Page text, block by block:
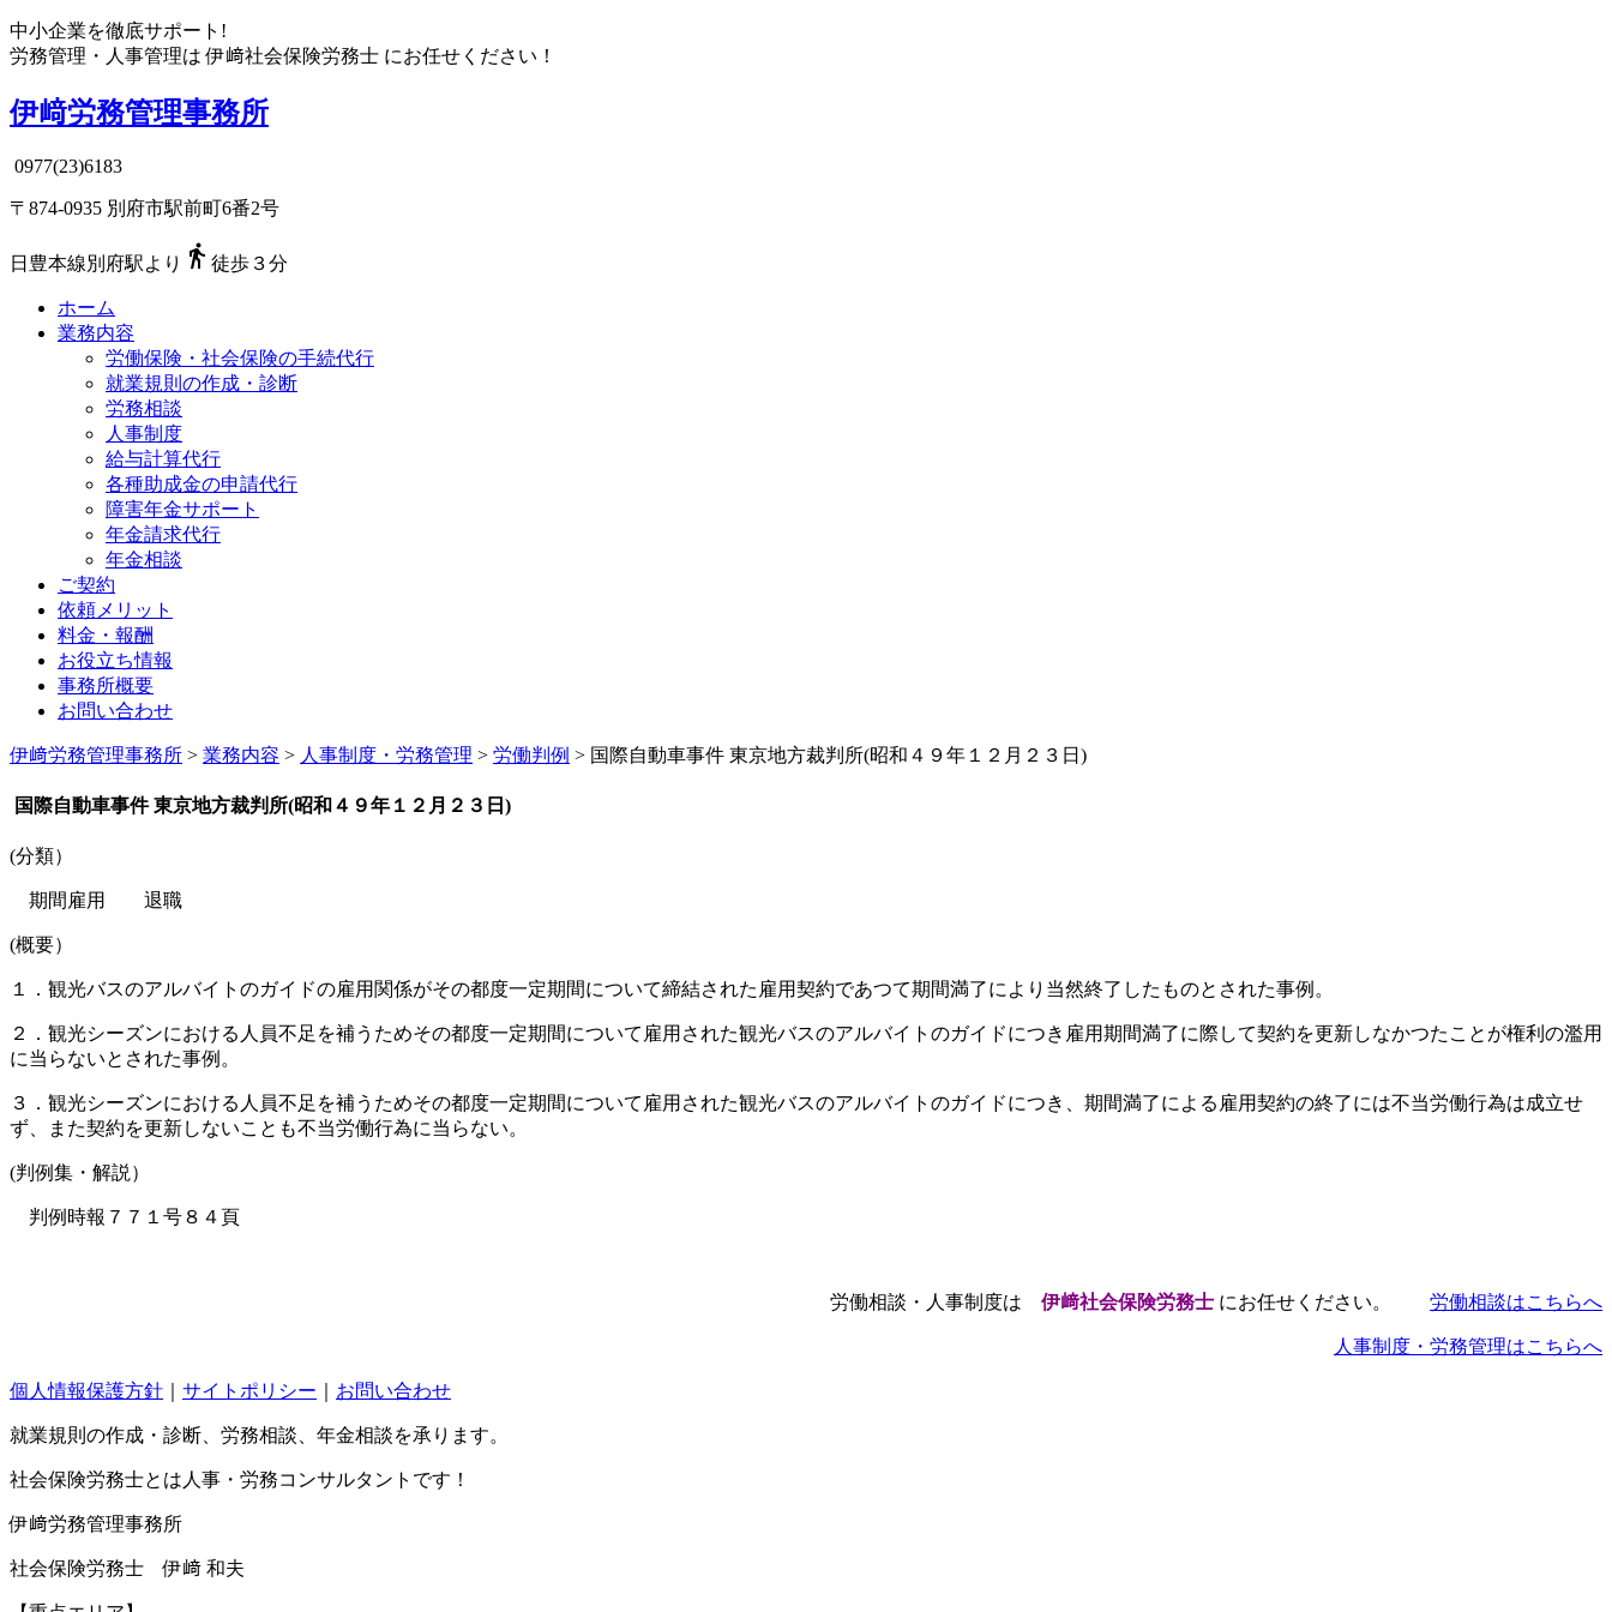
中小企業を徹底サポート!
労務管理・人事管理は伊﨑社会保険労務士 にお任せください！
伊﨑労務管理事務所
0977(23)6183
〒874-0935 別府市駅前町6番2号
日豊本線別府駅より  徒歩３分
ホーム
業務内容
労働保険・社会保険の手続代行
就業規則の作成・診断
労務相談
人事制度
給与計算代行
各種助成金の申請代行
障害年金サポート
年金請求代行
年金相談
ご契約
依頼メリット
料金・報酬
お役立ち情報
事務所概要
お問い合わせ
伊﨑労務管理事務所 > 業務内容 > 人事制度・労務管理 > 労働判例 > 国際自動車事件 東京地方裁判所(昭和４９年１２月２３日)
国際自動車事件 東京地方裁判所(昭和４９年１２月２３日)
(分類）
期間雇用 退職
(概要）
１．観光バスのアルバイトのガイドの雇用関係がその都度一定期間について締結された雇用契約であつて期間満了により当然終了したものとされた事例。
２．観光シーズンにおける人員不足を補うためその都度一定期間について雇用された観光バスのアルバイトのガイドにつき雇用期間満了に際して契約を更新しなかつたことが権利の濫用
に当らないとされた事例。
３．観光シーズンにおける人員不足を補うためその都度一定期間について雇用された観光バスのアルバイトのガイドにつき、期間満了による雇用契約の終了には不当労働行為は成立せ
ず、また契約を更新しないことも不当労働行為に当らない。
(判例集・解説）
判例時報７７１号８４頁
労働相談・人事制度は 伊﨑社会保険労務士 にお任せください。 労働相談はこちらへ
人事制度・労務管理はこちらへ
個人情報保護方針 サイトポリシー お問い合わせ
就業規則の作成・診断、労務相談、年金相談を承ります。
社会保険労務士とは人事・労務コンサルタントです！
伊﨑労務管理事務所
社会保険労務士 伊﨑 和夫